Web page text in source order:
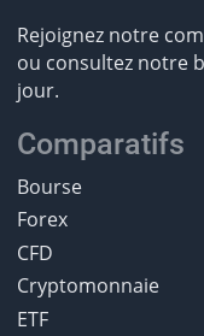
Rejoignez notre
ou consultez notre
jour.
Comparatifs
Bourse
Forex
CFD
Cryptomonnaie
ETF